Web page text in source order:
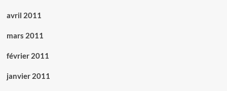
avril 2011
mars 2011
février 2011
janvier 2011